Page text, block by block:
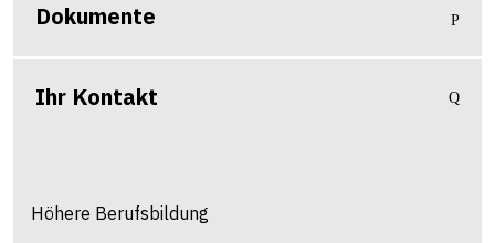
Dokumente
Ihr Kontakt
Höhere Berufsbildung